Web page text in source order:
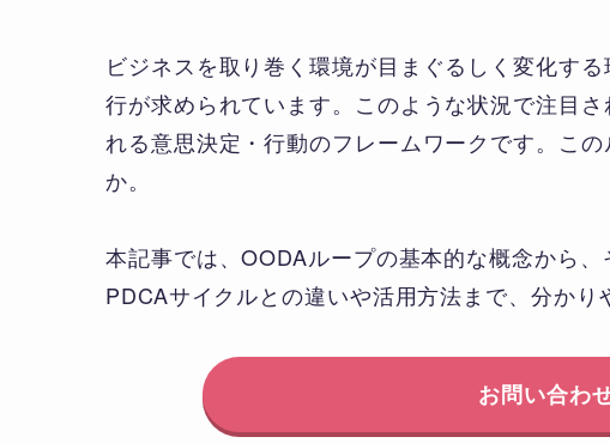
ビジネスを取り巻く環境が目まぐるしく変化す
行が求められています。このような状況で注目
れる意思決定・行動のフレームワークです。こ
か。
本記事では、OODAループの基本的な概念から
PDCAサイクルとの違いや活用方法まで、分かり
お問い合わ